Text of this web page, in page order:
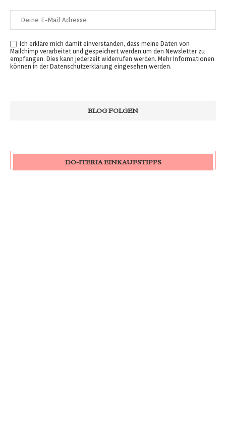
Ich erkläre mich damit einverstanden, dass meine Daten von
Mailchimp verarbeitet und gespeichert werden um den Newsletter zu
empfangen. Dies kann jederzeit widerrufen werden. Mehr Informationen
können in der Datenschutzerklärung eingesehen werden.
DO-ITERIA EINKAUFSTIPPS